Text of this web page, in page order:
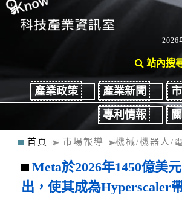
2026
站內搜
產業政策 產業新聞
專利情報
首頁 市場報導 機械/機器人/
Meta於2026年1450億美
出，使其成為Hyperscaler